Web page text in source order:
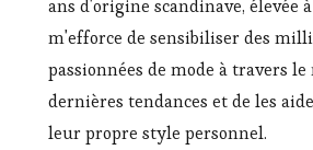
ans d'origine scandinave, élevée
m'efforce de sensibiliser des
passionnées de mode à travers
dernières tendances et de les
leur propre style personnel.